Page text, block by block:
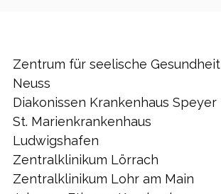
Zentrum für seelische Gesundheit
Neuss
Diakonissen Krankenhaus Speyer
St. Marienkrankenhaus
Ludwigshafen
Zentralklinikum Lörrach
Zentralklinikum Lohr am Main